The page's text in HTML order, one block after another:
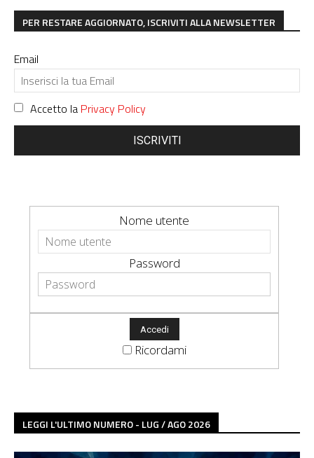
PER RESTARE AGGIORNATO, ISCRIVITI ALLA NEWSLETTER
Email
Accetto la Privacy Policy
ISCRIVITI
Nome utente
Password
Ricordami
LEGGI L'ULTIMO NUMERO - LUG / AGO 2026